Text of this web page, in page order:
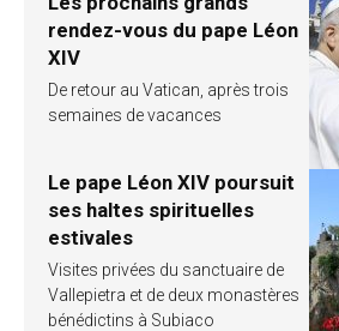
rendez-vous du pape Léon
XIV
De retour au Vatican, après trois
semaines de vacances
Le pape Léon XIV poursuit
ses haltes spirituelles
estivales
Visites privées du sanctuaire de
Vallepietra et de deux monastères
bénédictins à Subiaco